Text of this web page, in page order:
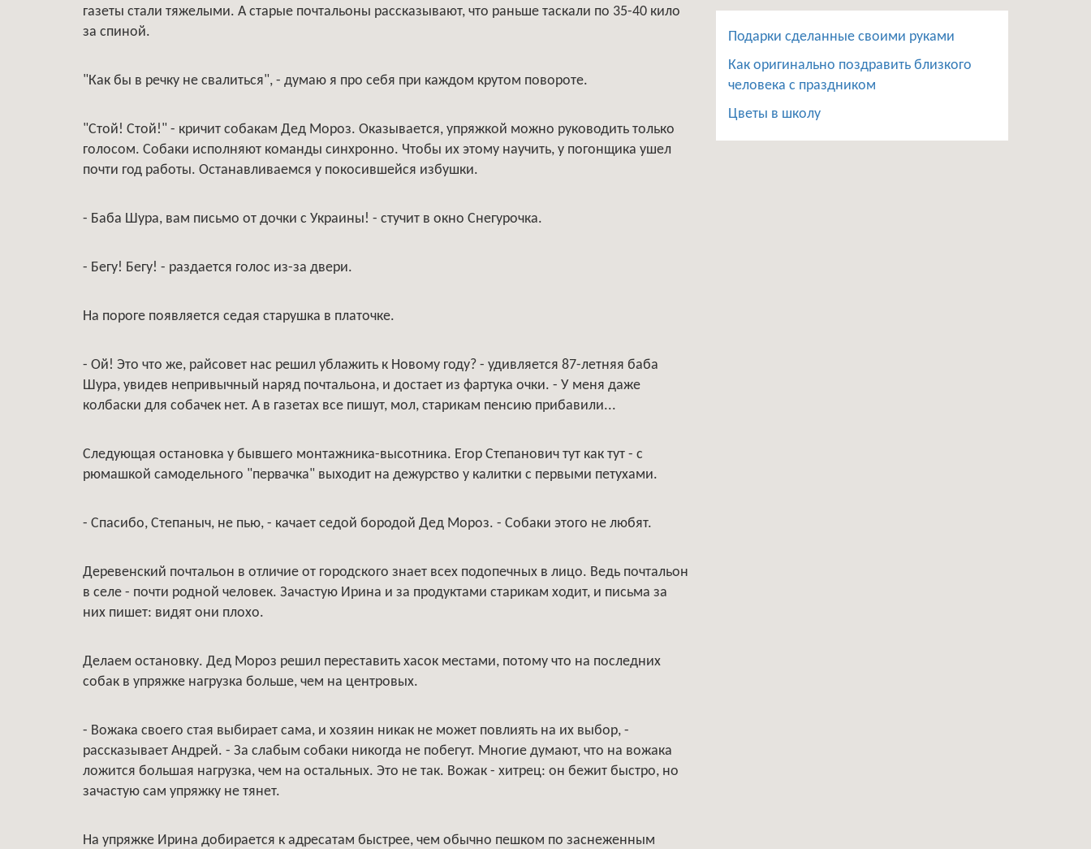
газеты стали тяжелыми. А старые почтальоны рассказывают, что раньше таскали по 35-40 кило
за спиной.
"Как бы в речку не свалиться", - думаю я про себя при каждом крутом повороте.
"Стой! Стой!" - кричит собакам Дед Мороз. Оказывается, упряжкой можно руководить только
голосом. Собаки исполняют команды синхронно. Чтобы их этому научить, у погонщика ушел
почти год работы. Останавливаемся у покосившейся избушки.
- Баба Шура, вам письмо от дочки с Украины! - стучит в окно Снегурочка.
- Бегу! Бегу! - раздается голос из-за двери.
На пороге появляется седая старушка в платочке.
- Ой! Это что же, райсовет нас решил ублажить к Новому году? - удивляется 87-летняя баба
Шура, увидев непривычный наряд почтальона, и достает из фартука очки. - У меня даже
колбаски для собачек нет. А в газетах все пишут, мол, старикам пенсию прибавили...
Следующая остановка у бывшего монтажника-высотника. Егор Степанович тут как тут - с
рюмашкой самодельного "первачка" выходит на дежурство у калитки с первыми петухами.
- Спасибо, Степаныч, не пью, - качает седой бородой Дед Мороз. - Собаки этого не любят.
Деревенский почтальон в отличие от городского знает всех подопечных в лицо. Ведь почтальон
в селе - почти родной человек. Зачастую Ирина и за продуктами старикам ходит, и письма за
них пишет: видят они плохо.
Делаем остановку. Дед Мороз решил переставить хасок местами, потому что на последних
собак в упряжке нагрузка больше, чем на центровых.
- Вожака своего стая выбирает сама, и хозяин никак не может повлиять на их выбор, -
рассказывает Андрей. - За слабым собаки никогда не побегут. Многие думают, что на вожака
ложится большая нагрузка, чем на остальных. Это не так. Вожак - хитрец: он бежит быстро, но
зачастую сам упряжку не тянет.
На упряжке Ирина добирается к адресатам быстрее, чем обычно пешком по заснеженным
Подарки сделанные своими руками
Как оригинально поздравить близкого
человека с праздником
Цветы в школу